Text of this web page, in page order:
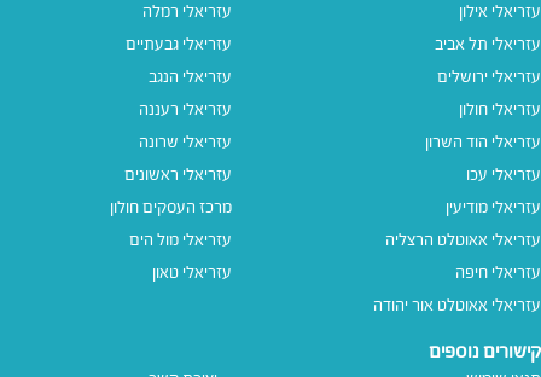
עזריאלי אילון
עזריאלי תל אביב
עזריאלי ירושלים
עזריאלי חולון
עזריאלי הוד השרון
עזריאלי עכו
עזריאלי מודיעין
עזריאלי אאוטלט הרצליה
עזריאלי חיפה
עזריאלי אאוטלט אור יהודה
עזריאלי רמלה
עזריאלי גבעתיים
עזריאלי הנגב
עזריאלי רעננה
עזריאלי שרונה
עזריאלי ראשונים
מרכז העסקים חולון
עזריאלי מול הים
עזריאלי טאון
קישורים נוספים